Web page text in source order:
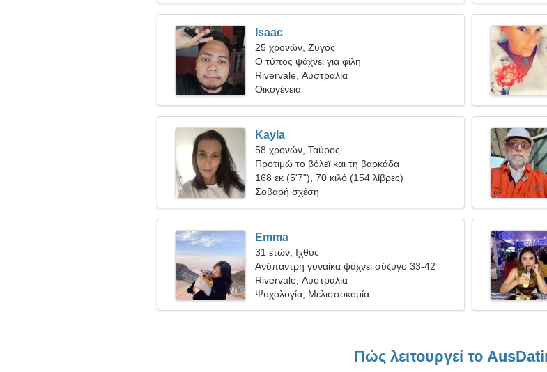
Isaac
25 χρονών, Ζυγός
Ο τύπος ψάχνει για φίλη
Rivervale, Αυστραλία
Οικογένεια
Kayla
58 χρονών, Ταύρος
Προτιμώ το βόλεϊ και τη βαρκάδα
168 εκ (5'7"), 70 κιλό (154 λίβρες)
Σοβαρή σχέση
Emma
31 ετών, Ιχθύς
Ανύπαντρη γυναίκα ψάχνει σύζυγο 33-42
Rivervale, Αυστραλία
Ψυχολογία, Μελισσοκομία
Πώς λειτουργεί το